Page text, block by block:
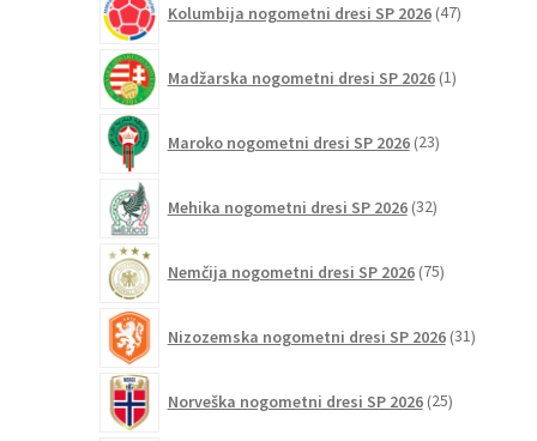
Kolumbija nogometni dresi SP 2026 47izdelkov
Madžarska nogometni dresi SP 2026 1izdelek
Maroko nogometni dresi SP 2026 23izdelkov
Mehika nogometni dresi SP 2026 32izdelkov
Nemčija nogometni dresi SP 2026 75izdelkov
Nizozemska nogometni dresi SP 2026 31izdelkov
Norveška nogometni dresi SP 2026 25izdelkov